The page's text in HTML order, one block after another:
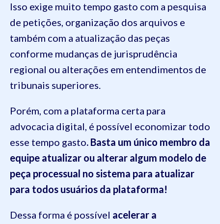
Isso exige muito tempo gasto com a pesquisa
de petições, organização dos arquivos e
também com a atualização das peças
conforme mudanças de jurisprudência
regional ou alterações em entendimentos de
tribunais superiores.
Porém, com a plataforma certa para
advocacia digital, é possível economizar todo
esse tempo gasto. Basta um único membro da
equipe atualizar ou alterar algum modelo de
peça processual no sistema para atualizar
para todos usuários da plataforma!
Dessa forma é possível acelerar a